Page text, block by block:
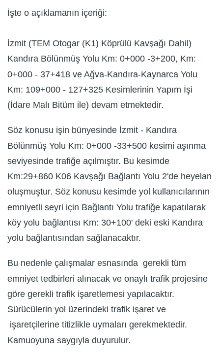
İşte o açıklamanın içeriği:
İzmit (TEM Otogar (K1) Köprülü Kavşağı Dahil)
Kandıra Bölünmüş Yolu Km: 0+000 -3+200, Km:
0+000 - 37+418 ve Ağva-Kandıra-Kaynarca Yolu
Km: 109+000 - 127+325 Kesimlerinin Yapım İşi
(İdare Malı Bitüm ile) devam etmektedir.
Söz konusu işin bünyesinde İzmit - Kandıra
Bölünmüş Yolu Km: 0+000 -33+500 kesimi aşınma
seviyesinde trafiğe açılmıştır. Bu kesimde
Km:29+860 K06 Kavşağı Bağlantı Yolu 2'de heyelan
oluşmuştur. Söz konusu kesimde yol kullanıcılarının
emniyetli seyri için Bağlantı Yolu trafiğe kapatılarak
köy yolu bağlantısı Km: 30+100' deki eski Kandıra
yolu bağlantısından sağlanacaktır.
Bu nedenle çalışmalar esnasında gerekli tüm
emniyet tedbirleri alınacak ve onaylı trafik projesine
göre gerekli trafik işaretlemesi yapılacaktır.
Sürücülerin yol üzerindeki trafik işaret ve
işaretçilerine titizlikle uymaları gerekmektedir.
Kamuoyuna saygıyla duyurulur.